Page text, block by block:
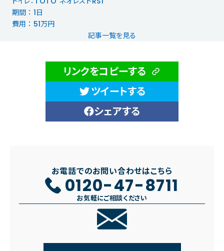
期間 ： 1日
費用 ： 51万円
記事一覧を見る
リンクをコピーする
ツイートする
シェアする
お電話でのお問い合わせはこちら
0120-47-8711
お気軽にご相談ください